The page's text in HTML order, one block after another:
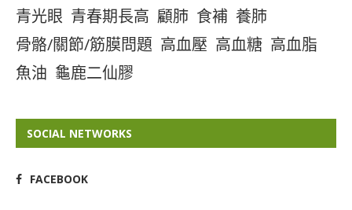
青光眼 青春期長高 顧肺 食補 養肺
骨骼/關節/筋膜問題 高血壓 高血糖 高血脂
魚油 龜鹿二仙膠
SOCIAL NETWORKS
FACEBOOK